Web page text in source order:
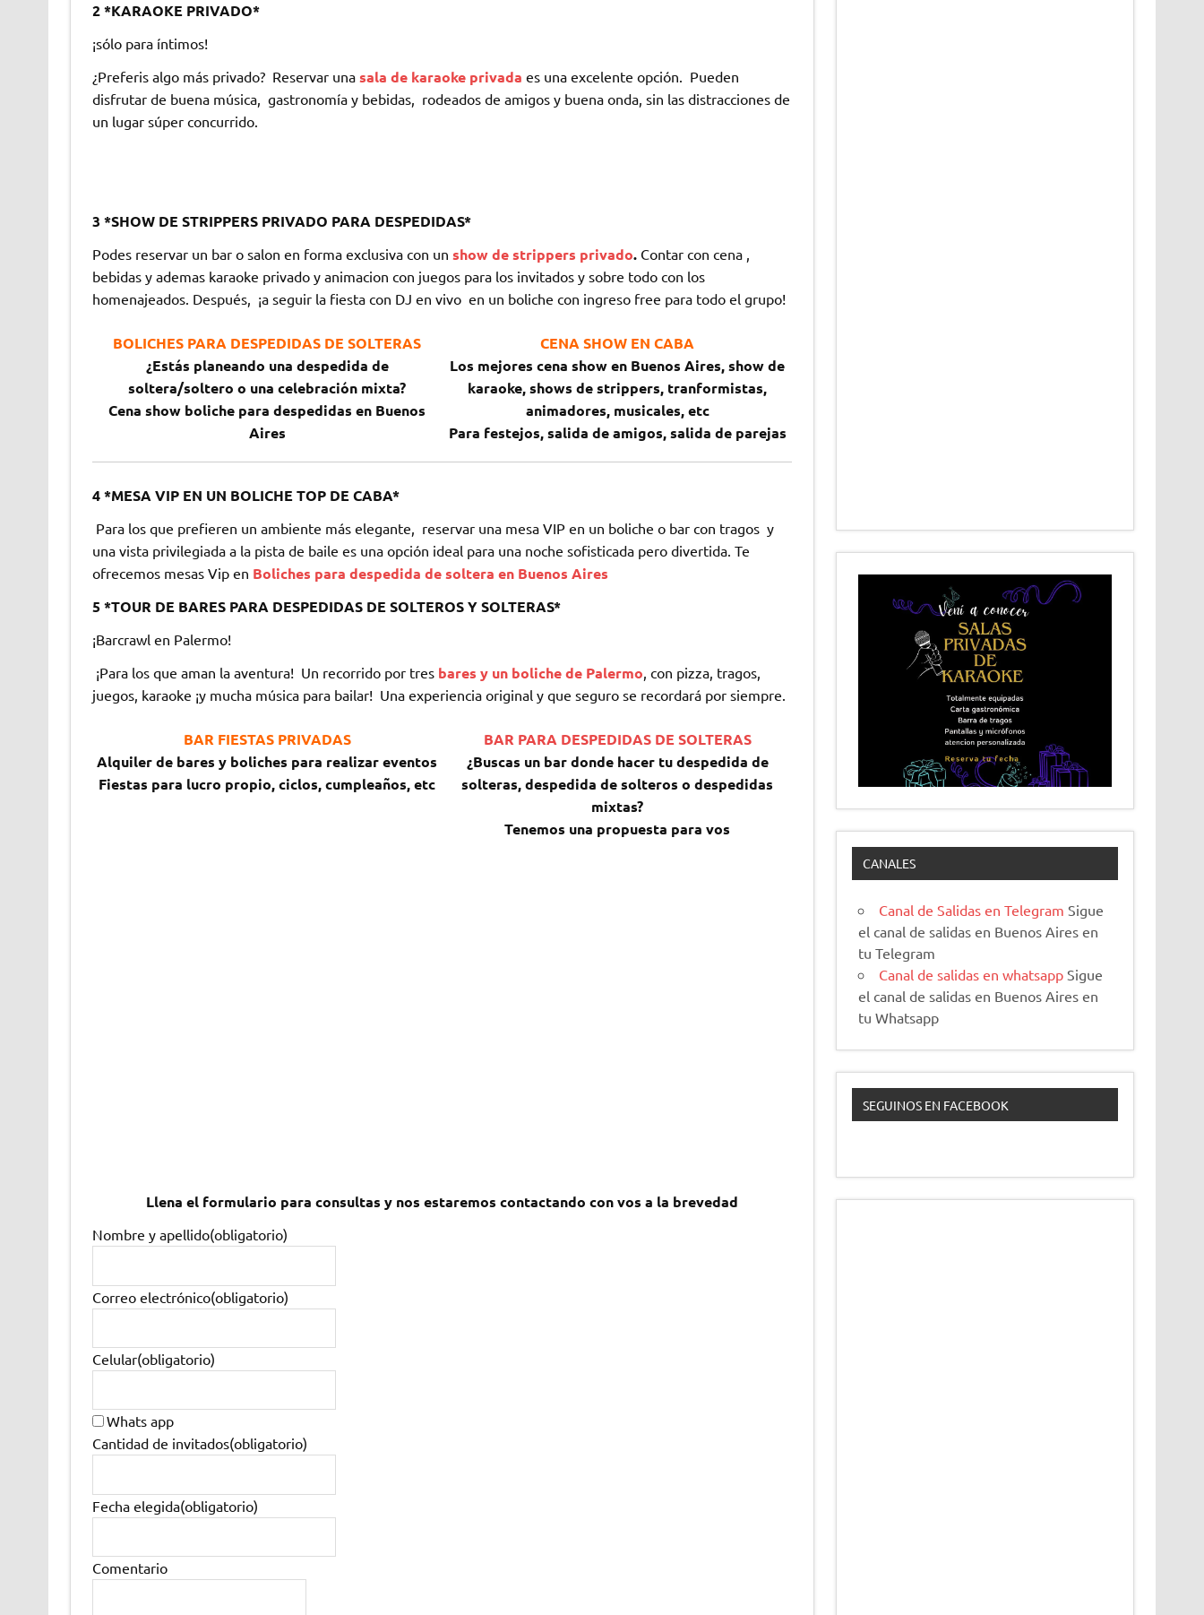
2 *KARAOKE PRIVADO*
¡sólo para íntimos!
¿Preferis algo más privado? Reservar una sala de karaoke privada es una excelente opción. Pueden
disfrutar de buena música, gastronomía y bebidas, rodeados de amigos y buena onda, sin las distracciones de
un lugar súper concurrido.
3 *SHOW DE STRIPPERS PRIVADO PARA DESPEDIDAS*
Podes reservar un bar o salon en forma exclusiva con un show de strippers privado.Contar con cena ,
bebidas y ademas karaoke privado y animacion con juegos para los invitados y sobre todo con los
homenajeados. Después, ¡a seguir la fiesta con DJ en vivo en un boliche con ingreso free para todo el grupo!
BOLICHES PARA DESPEDIDAS DE SOLTERAS
¿Estás planeando una despedida de
soltera/soltero o una celebración mixta?
Cena show boliche para despedidas en Buenos
Aires
CENA SHOW EN CABA
Los mejores cena show en Buenos Aires, show de
karaoke,shows de strippers, tranformistas,
animadores, musicales, etc
Para festejos, salida de amigos, salida de parejas
4 *MESA VIP EN UN BOLICHE TOP DE CABA*
Para los que prefieren un ambiente más elegante, reservar una mesa VIP en un boliche o bar con tragos y
una vista privilegiada a la pista de baile es una opción ideal para una noche sofisticada pero divertida. Te
ofrecemos mesas Vip en Boliches para despedida de soltera en Buenos Aires
5 *TOUR DE BARES PARA DESPEDIDAS DE SOLTEROS Y SOLTERAS*
¡Barcrawl en Palermo!
¡Para los que aman la aventura! Un recorrido por tres bares y un boliche de Palermo, con pizza, tragos,
juegos, karaoke ¡y mucha música para bailar! Una experiencia original y que seguro se recordará por siempre.
BAR FIESTAS PRIVADAS
Alquiler de bares y boliches para realizar eventos
Fiestas para lucro propio, ciclos, cumpleaños, etc
BAR PARA DESPEDIDAS DE SOLTERAS
¿Buscas un bar donde hacer tu despedida de
solteras, despedida de solteros o despedidas
mixtas?
Tenemos una propuesta para vos
Llena el formulario para consultas y nos estaremos contactando con vos a la brevedad
Nombre y apellido(obligatorio)
Correo electrónico(obligatorio)
Celular(obligatorio)
Whats app
Cantidad de invitados(obligatorio)
Fecha elegida(obligatorio)
Comentario
CANALES
Canal de Salidas en Telegram Sigue
el canal de salidas en Buenos Aires en
tu Telegram
Canal de salidas en whatsapp Sigue
el canal de salidas en Buenos Aires en
tu Whatsapp
SEGUINOS EN FACEBOOK